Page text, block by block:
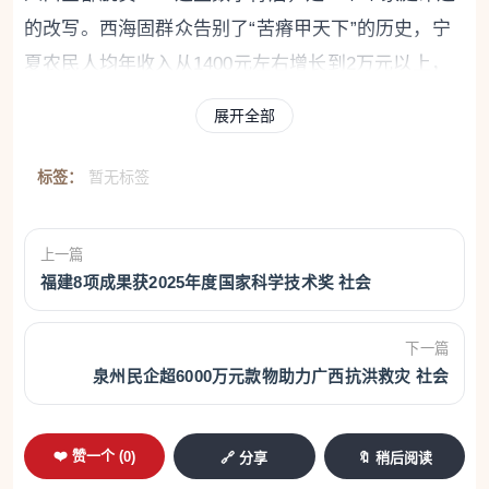
的改写。西海固群众告别了“苦瘠甲天下”的历史，宁
夏农民人均年收入从1400元左右增长到2万元以上，
闽宁镇居民收入更是搬迁之初的近40倍。
念。闽宁协作不是单向的“帮”和“扶”，而是两省区资源
夏的能源、土地、气候优势深度耦合。30年来，福建
累计引导1600多家企业在宁夏投资，实际到位资金超
千亿元；从“福建企业+宁夏资源”到“福建市场+宁夏产
品”，两省区要素双向流动，聚力打造了葡萄酒、枸
杞、牛奶等特色产业，占全区农业总产值比重超过
88%，农民经营性收入四成以上来自特色产业。宁夏
也以“闽数宁算”“闽数宁备”等模式回应福建所需，建成
展开全部
标签： 暂无标签
上一篇
福建8项成果获2025年度国家科学技术奖 社会
下一篇
泉州民企超6000万元款物助力广西抗洪救灾 社会
❤️ 赞一个 (0) 🔗 分享 🔖 稍后阅读